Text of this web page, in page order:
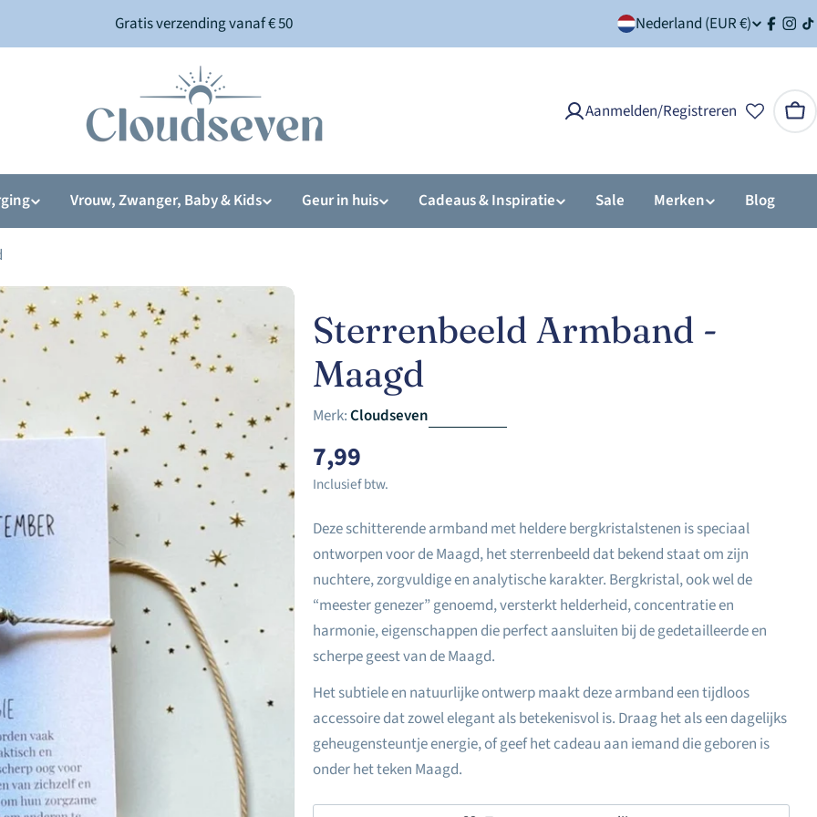
Gratis verzending vanaf € 50 Land/regio Nederland (EUR €)
Aanmelden/Registreren
Vrouw, Zwanger, Baby & Kids Geur in huis Cadeaus & Inspiratie Sale Merken Blog
Sterrenbeeld Armband -
Maagd
Merk:Cloudseven
Normale
prijs
7,99
Inclusief btw.
Deze schitterende armband met heldere bergkristalstenen is speciaal
ontworpen voor de Maagd, het sterrenbeeld dat bekend staat om zijn
nuchtere, zorgvuldige en analytische karakter. Bergkristal, ook wel de
“meester genezer” genoemd, versterkt helderheid, concentratie en
harmonie, eigenschappen die perfect aansluiten bij de gedetailleerde en
scherpe geest van de Maagd.
Het subtiele en natuurlijke ontwerp maakt deze armband een tijdloos
accessoire dat zowel elegant als betekenisvol is. Draag het als een dagelijks
geheugensteuntje energie, of geef het cadeau aan iemand die geboren is
onder het teken Maagd.